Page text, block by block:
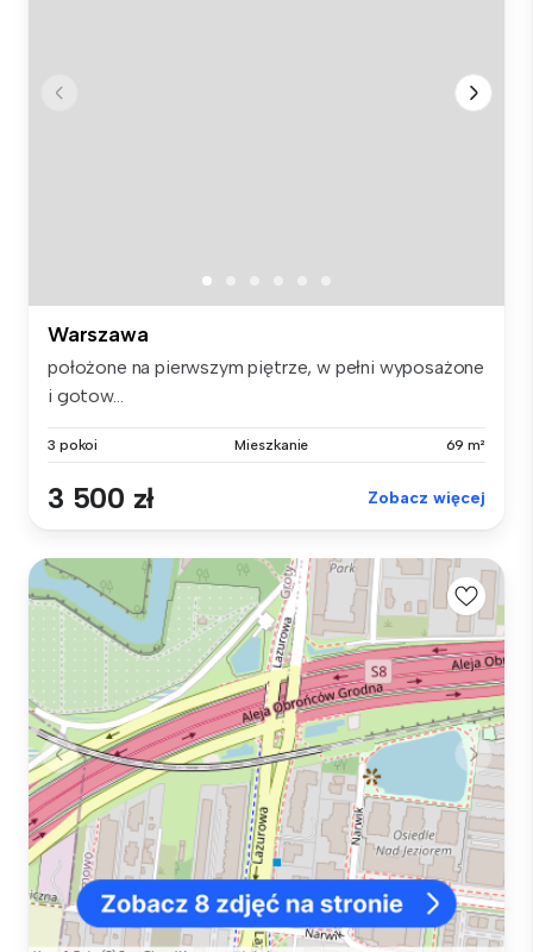
Warszawa
położone na pierwszym piętrze, w pełni wyposażone
i gotow...
3 pokoi Mieszkanie 69 m²
3 500 zł Zobacz więcej